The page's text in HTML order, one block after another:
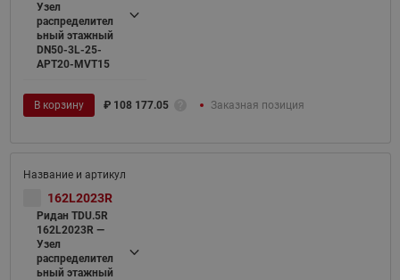
Узел
распределител
ьный этажный
DN50-3L-25-
APT20-MVT15
В корзину ₽ 108 177.05 Заказная позиция
162L2023R
Ридан TDU.5R
162L2023R —
Узел
распределител
ьный этажный